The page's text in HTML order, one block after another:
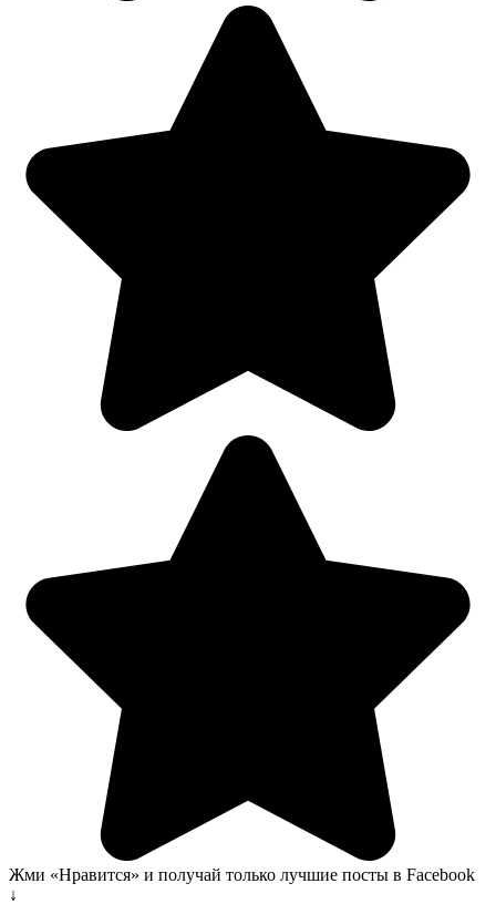
Жми «Нравится» и получай только лучшие посты в Facebook
↓